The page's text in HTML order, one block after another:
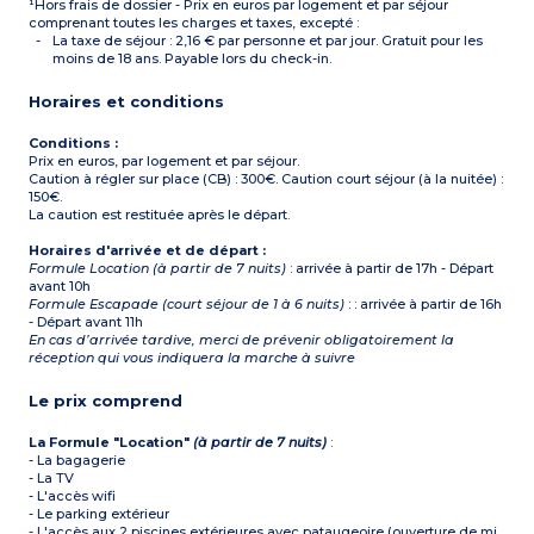
¹Hors frais de dossier - Prix en euros par logement et par séjour
comprenant toutes les charges et taxes, excepté :
La taxe de séjour : 2,16 € par personne et par jour. Gratuit pour les
moins de 18 ans. Payable lors du check-in.
Horaires et conditions
Conditions :
Prix en euros, par logement et par séjour.
Caution à régler sur place (CB) : 300€. Caution court séjour (à la nuitée) :
150€.
La caution est restituée après le départ.
Horaires d'arrivée et de départ :
Formule Location (à partir de 7 nuits) : arrivée à partir de 17h - Départ
avant 10h
Formule Escapade (court séjour de 1 à 6 nuits) : : arrivée à partir de 16h
- Départ avant 11h
En cas d’arrivée tardive, merci de prévenir obligatoirement la
réception qui vous indiquera la marche à suivre
Le prix comprend
La Formule "Location"(à partir de 7 nuits) :
- La bagagerie
- La TV
- L'accès wifi
- Le parking extérieur